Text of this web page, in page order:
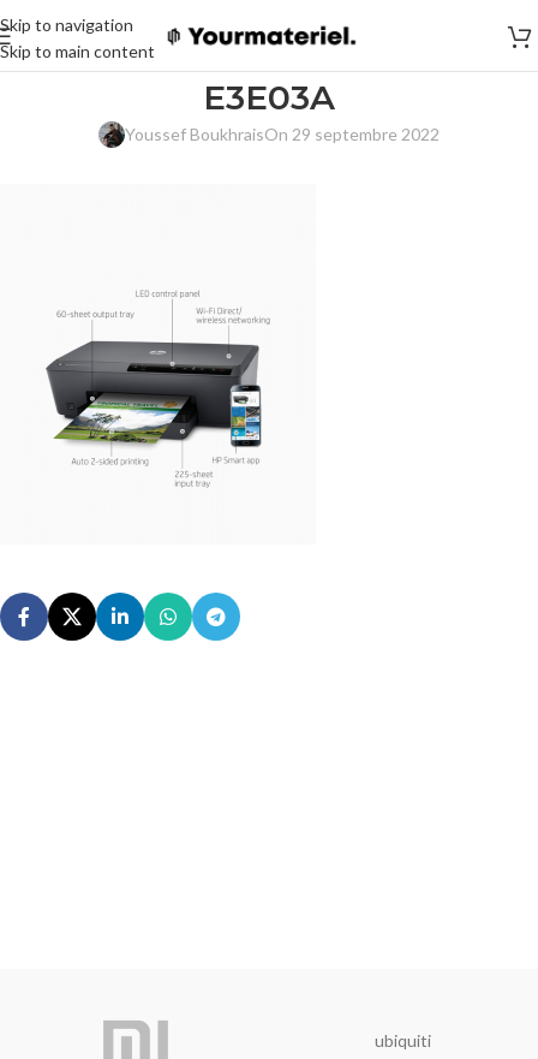
Skip to navigation
Skip to main content
E3E03A
Youssef BoukhraisOn 29 septembre 2022
ubiquiti